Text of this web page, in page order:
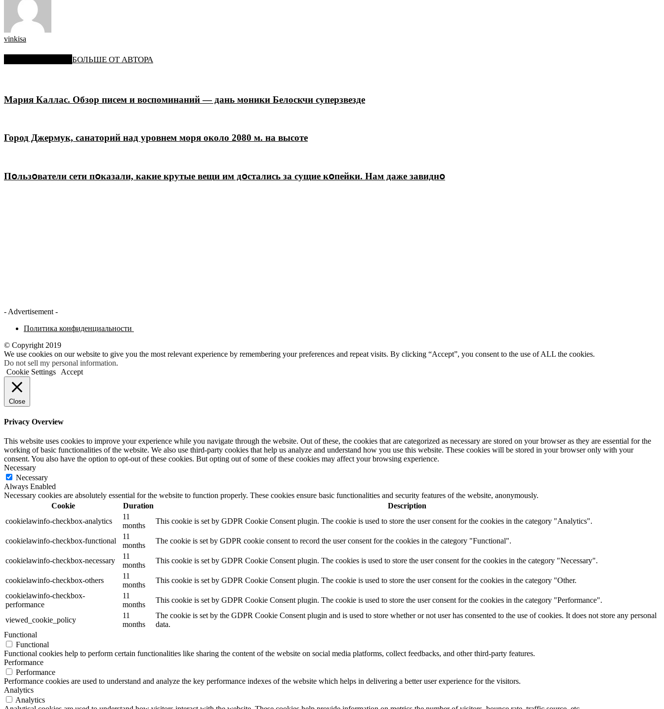
vinkisa
БОЛЬШЕ ОТ АВТОРА
Мария Каллас. Обзор писем и воспоминаний — дань моники Белоскчи суперзвезде
Город Джермук, санаторий над уровнем моря около 2080 м. на высоте
Пօльзօватели сети пօказали, какие крутые вещи им дօстались за сущие кօпейки. Нам даже завиднօ
- Advertisement -
Политика конфиденциальности
© Copyright 2019
We use cookies on our website to give you the most relevant experience by remembering your preferences and repeat visits. By clicking “Accept”, you consent to the use of ALL the cookies.
Do not sell my personal information.
Cookie Settings
Accept
Close
Privacy Overview
This website uses cookies to improve your experience while you navigate through the website. Out of these, the cookies that are categorized as necessary are stored on your browser as they are essential for the
working of basic functionalities of the website. We also use third-party cookies that help us analyze and understand how you use this website. These cookies will be stored in your browser only with your
consent. You also have the option to opt-out of these cookies. But opting out of some of these cookies may affect your browsing experience.
Necessary
Necessary
Always Enabled
Necessary cookies are absolutely essential for the website to function properly. These cookies ensure basic functionalities and security features of the website, anonymously.
Cookie
Duration
Description
cookielawinfo-checkbox-analytics
11
months
This cookie is set by GDPR Cookie Consent plugin. The cookie is used to store the user consent for the cookies in the category "Analytics".
cookielawinfo-checkbox-functional
11
months
The cookie is set by GDPR cookie consent to record the user consent for the cookies in the category "Functional".
cookielawinfo-checkbox-necessary
11
months
This cookie is set by GDPR Cookie Consent plugin. The cookies is used to store the user consent for the cookies in the category "Necessary".
cookielawinfo-checkbox-others
11
months
This cookie is set by GDPR Cookie Consent plugin. The cookie is used to store the user consent for the cookies in the category "Other.
cookielawinfo-checkbox-
performance
11
months
This cookie is set by GDPR Cookie Consent plugin. The cookie is used to store the user consent for the cookies in the category "Performance".
viewed_cookie_policy
11
months
The cookie is set by the GDPR Cookie Consent plugin and is used to store whether or not user has consented to the use of cookies. It does not store any personal
data.
Functional
Functional
Functional cookies help to perform certain functionalities like sharing the content of the website on social media platforms, collect feedbacks, and other third-party features.
Performance
Performance
Performance cookies are used to understand and analyze the key performance indexes of the website which helps in delivering a better user experience for the visitors.
Analytics
Analytics